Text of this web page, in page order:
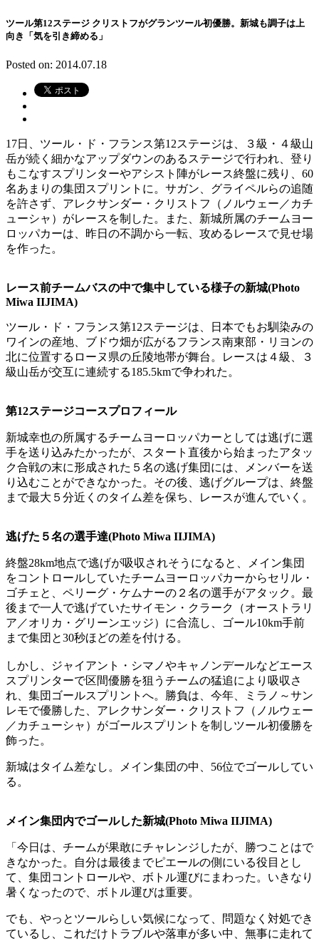
ツール第12ステージ クリストフがグランツール初優勝。新城も調子は上
向き「気を引き締める」
Posted on: 2014.07.18
17日、ツール・ド・フランス第12ステージは、３級・４級山
岳が続く細かなアップダウンのあるステージで行われ、登り
もこなすスプリンターやアシスト陣がレース終盤に残り、60
名あまりの集団スプリントに。サガン、グライペルらの追随
を許さず、アレクサンダー・クリストフ（ノルウェー／カチ
ューシャ）がレースを制した。また、新城所属のチームヨー
ロッパカーは、昨日の不調から一転、攻めるレースで見せ場
を作った。
レース前チームバスの中で集中している様子の新城(Photo
Miwa IIJIMA)
ツール・ド・フランス第12ステージは、日本でもお馴染みの
ワインの産地、ブドウ畑が広がるフランス南東部・リヨンの
北に位置するローヌ県の丘陵地帯が舞台。レースは４級、３
級山岳が交互に連続する185.5kmで争われた。
第12ステージコースプロフィール
新城幸也の所属するチームヨーロッパカーとしては逃げに選
手を送り込みたかったが、スタート直後から始まったアタッ
ク合戦の末に形成された５名の逃げ集団には、メンバーを送
り込むことができなかった。その後、逃げグループは、終盤
まで最大５分近くのタイム差を保ち、レースが進んでいく。
逃げた５名の選手達(Photo Miwa IIJIMA)
終盤28km地点で逃げが吸収されそうになると、メイン集団
をコントロールしていたチームヨーロッパカーからセリル・
ゴチェと、ペリーグ・ケムナーの２名の選手がアタック。最
後まで一人で逃げていたサイモン・クラーク（オーストラリ
ア／オリカ・グリーンエッジ）に合流し、ゴール10km手前
まで集団と30秒ほどの差を付ける。
しかし、ジャイアント・シマノやキャノンデールなどエース
スプリンターで区間優勝を狙うチームの猛追により吸収さ
れ、集団ゴールスプリントへ。勝負は、今年、ミラノ～サン
レモで優勝した、アレクサンダー・クリストフ（ノルウェー
／カチューシャ）がゴールスプリントを制しツール初優勝を
飾った。
新城はタイム差なし。メイン集団の中、56位でゴールしてい
る。
メイン集団内でゴールした新城(Photo Miwa IIJIMA)
「今日は、チームが果敢にチャレンジしたが、勝つことはで
きなかった。自分は最後までピエールの側にいる役目とし
て、集団コントロールや、ボトル運びにまわった。いきなり
暑くなったので、ボトル運びは重要。
でも、やっとツールらしい気候になって、問題なく対処でき
ているし、これだけトラブルや落車が多い中、無事に走れて